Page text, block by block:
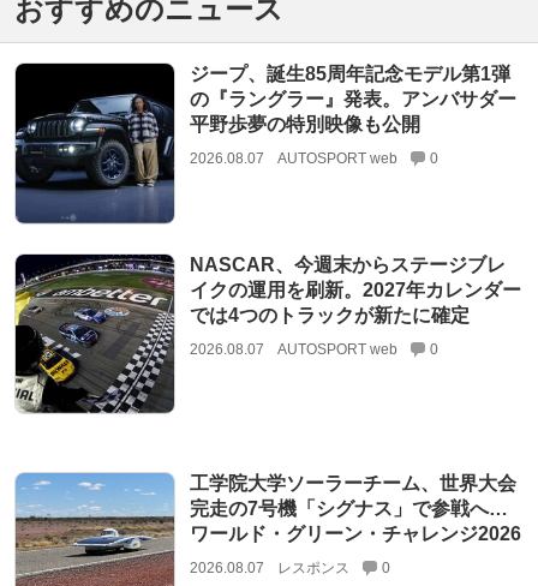
おすすめのニュース
ジープ、誕生85周年記念モデル第1弾
の『ラングラー』発表。アンバサダー
平野歩夢の特別映像も公開
2026.08.07 AUTOSPORT web 0
NASCAR、今週末からステージブレ
イクの運用を刷新。2027年カレンダー
では4つのトラックが新たに確定
2026.08.07 AUTOSPORT web 0
工学院大学ソーラーチーム、世界大会
完走の7号機「シグナス」で参戦へ…
ワールド・グリーン・チャレンジ2026
2026.08.07 レスポンス 0